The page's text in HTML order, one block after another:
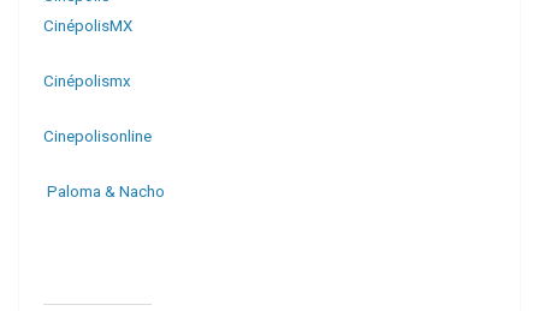
CinépolisMX
Cinépolismx
Cinepolisonline
Paloma & Nacho